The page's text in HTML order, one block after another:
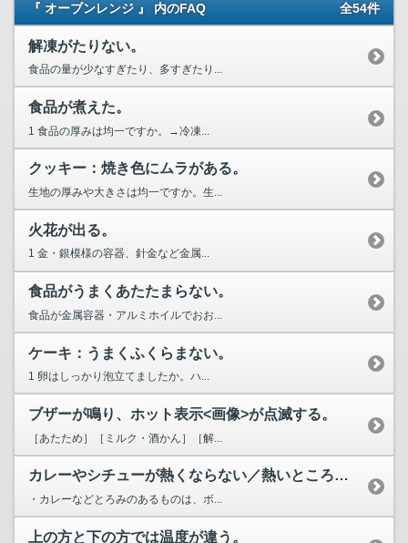
『 オーブンレンジ 』 内のFAQ 全54件
解凍がたりない。
食品の量が少なすぎたり、多すぎたり...
食品が煮えた。
1 食品の厚みは均一ですか。→冷凍...
クッキー：焼き色にムラがある。
生地の厚みや大きさは均一ですか。生...
火花が出る。
1 金・銀模様の容器、針金など金属...
食品がうまくあたたまらない。
食品が金属容器・アルミホイルでおお...
ケーキ：うまくふくらまない。
1 卵はしっかり泡立てましたか。ハ...
ブザーが鳴り、ホット表示<画像>が点滅する。
［あたため］［ミルク・酒かん］［解...
カレーやシチューが熱くならない／熱いところとぬるいところがある。
・カレーなどとろみのあるものは、ボ...
上の方と下の方では温度が違う。